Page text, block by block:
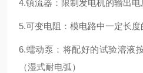
4.镇流器：限制发电机的输出电
5.可变电阻：模电路中一定长度
6.蠕动泵：将配好的试验溶液
（湿式耐电弧）